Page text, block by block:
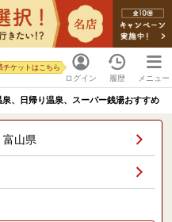
ログイン
チケットはこちら
履歴 メニュー
、日帰り温泉、スーパー銭湯おすすめ
山県